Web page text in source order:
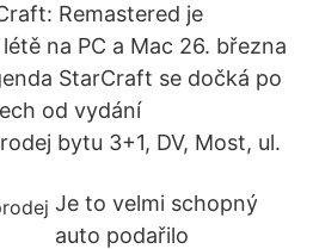
Remastered je
na PC a Mac 26. března
StarCraft se dočká po
od vydání
bytu 3+1, DV, Most, ul.
Je to velmi schopný
auto podařilo